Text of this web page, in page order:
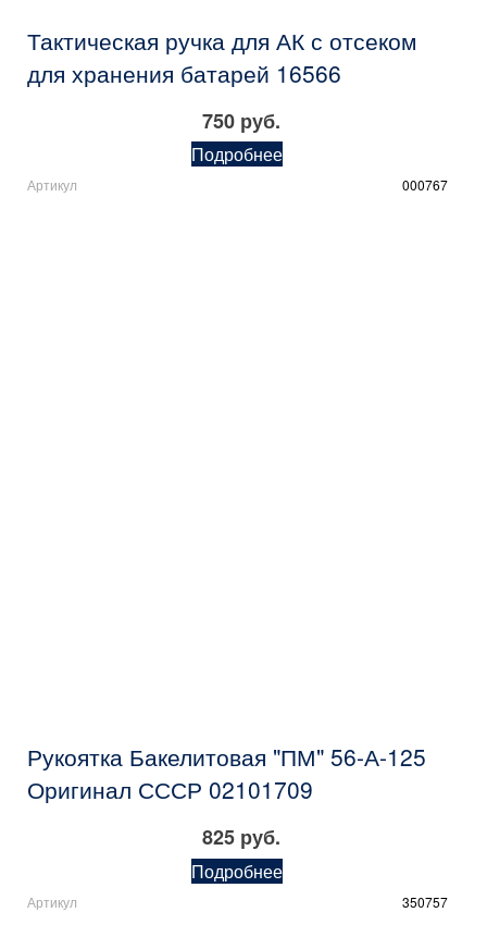
Тактическая ручка для АК с отсеком
для хранения батарей 16566
750 руб.
Подробнее
Артикул 000767
Рукоятка Бакелитовая "ПМ" 56-А-125
Оригинал СССР 02101709
825 руб.
Подробнее
Артикул 350757